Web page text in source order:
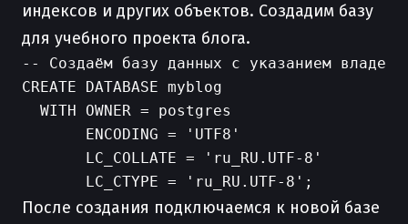
индексов и других объектов. Создадим базу
для учебного проекта блога.
-- Создаём базу данных с указанием
CREATE DATABASE myblog
  WITH OWNER = postgres
       ENCODING = 'UTF8'
       LC_COLLATE = 'ru_RU.UTF-8'
После создания подключаемся к новой базе